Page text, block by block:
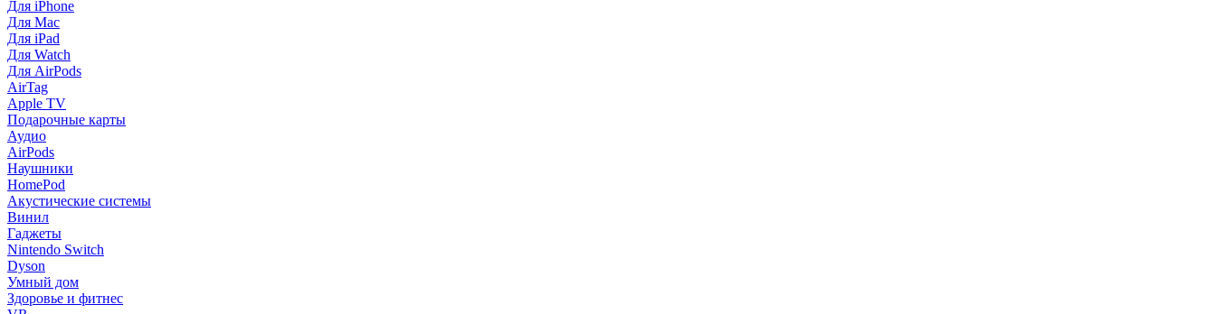
Для iPhone
Для Mac
Для iPad
Для Watch
Для AirPods
AirTag
Apple TV
Подарочные карты
Аудио
AirPods
Наушники
HomePod
Акустические системы
Винил
Гаджеты
Nintendo Switch
Dyson
Умный дом
Здоровье и фитнес